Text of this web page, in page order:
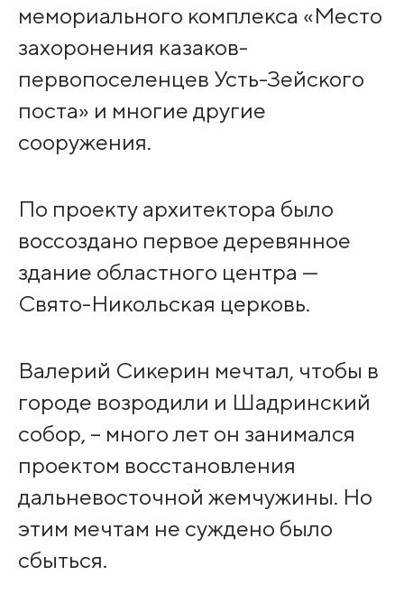
мемориального комплекса «Место
захоронения казаков-
первопоселенцев Усть-Зейского
поста» и многие другие
сооружения.
По проекту архитектора было
воссоздано первое деревянное
здание областного центра —
Свято-Никольская церковь.
Валерий Сикерин мечтал, чтобы в
городе возродили и Шадринский
собор, – много лет он занимался
проектом восстановления
дальневосточной жемчужины. Но
этим мечтам не суждено было
сбыться.